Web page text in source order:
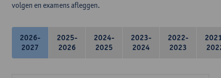
volgen en examens afleggen.
2026-
2027
2025-
2026
2024-
2025
2023-
2024
2022-
2023